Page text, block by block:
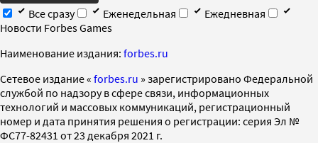
Все сразу
Еженедельная
Ежедневная
Новости Forbes Games
Наименование издания: forbes.ru
Cетевое издание « forbes.ru » зарегистрировано Федеральной
службой по надзору в сфере связи, информационных
технологий и массовых коммуникаций, регистрационный
номер и дата принятия решения о регистрации: серия Эл №
ФС77-82431 от 23 декабря 2021 г.